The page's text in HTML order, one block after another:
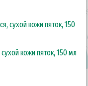
кожи пяток, 150 мл